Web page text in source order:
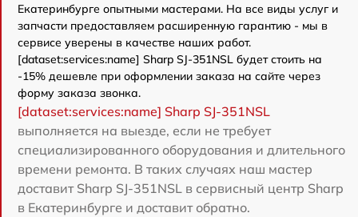
Екатеринбурге опытными мастерами. На все виды услуг и
запчасти предоставляем расширенную гарантию - мы в
сервисе уверены в качестве наших работ.
[dataset:services:name] Sharp SJ-351NSL будет стоить на
-15% дешевле при оформлении заказа на сайте через
форму заказа звонка.
[dataset:services:name] Sharp SJ-351NSL
выполняется на выезде, если не требует
специализированного оборудования и длительного
времени ремонта. В таких случаях наш мастер
доставит Sharp SJ-351NSL в сервисный центр Sharp
в Екатеринбурге и доставит обратно.